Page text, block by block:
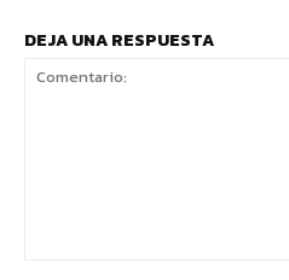
DEJA UNA RESPUESTA